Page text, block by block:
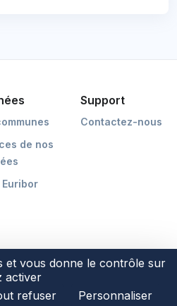
de nos
Euribor
Support
Contactez-nous
et vous donne le contrôle sur
activer
refuser Personnaliser